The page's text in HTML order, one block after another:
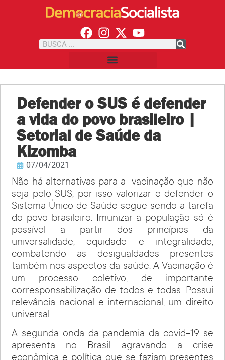
Defender o SUS é defender
a vida do povo brasileiro |
Setorial de Saúde da
Kizomba
07/04/2021
Não há alternativas para a vacinação que não
seja pelo SUS, por isso valorizar e defender o
Sistema Único de Saúde segue sendo a tarefa
do povo brasileiro. Imunizar a população só é
possível a partir dos princípios da
universalidade, equidade e integralidade,
combatendo as desigualdades presentes
também nos aspectos da saúde. A Vacinação é
um processo coletivo, de importante
corresponsabilização de todos e todas. Possui
relevância nacional e internacional, um direito
universal.
A segunda onda da pandemia da covid-19 se
apresenta no Brasil agravando a crise